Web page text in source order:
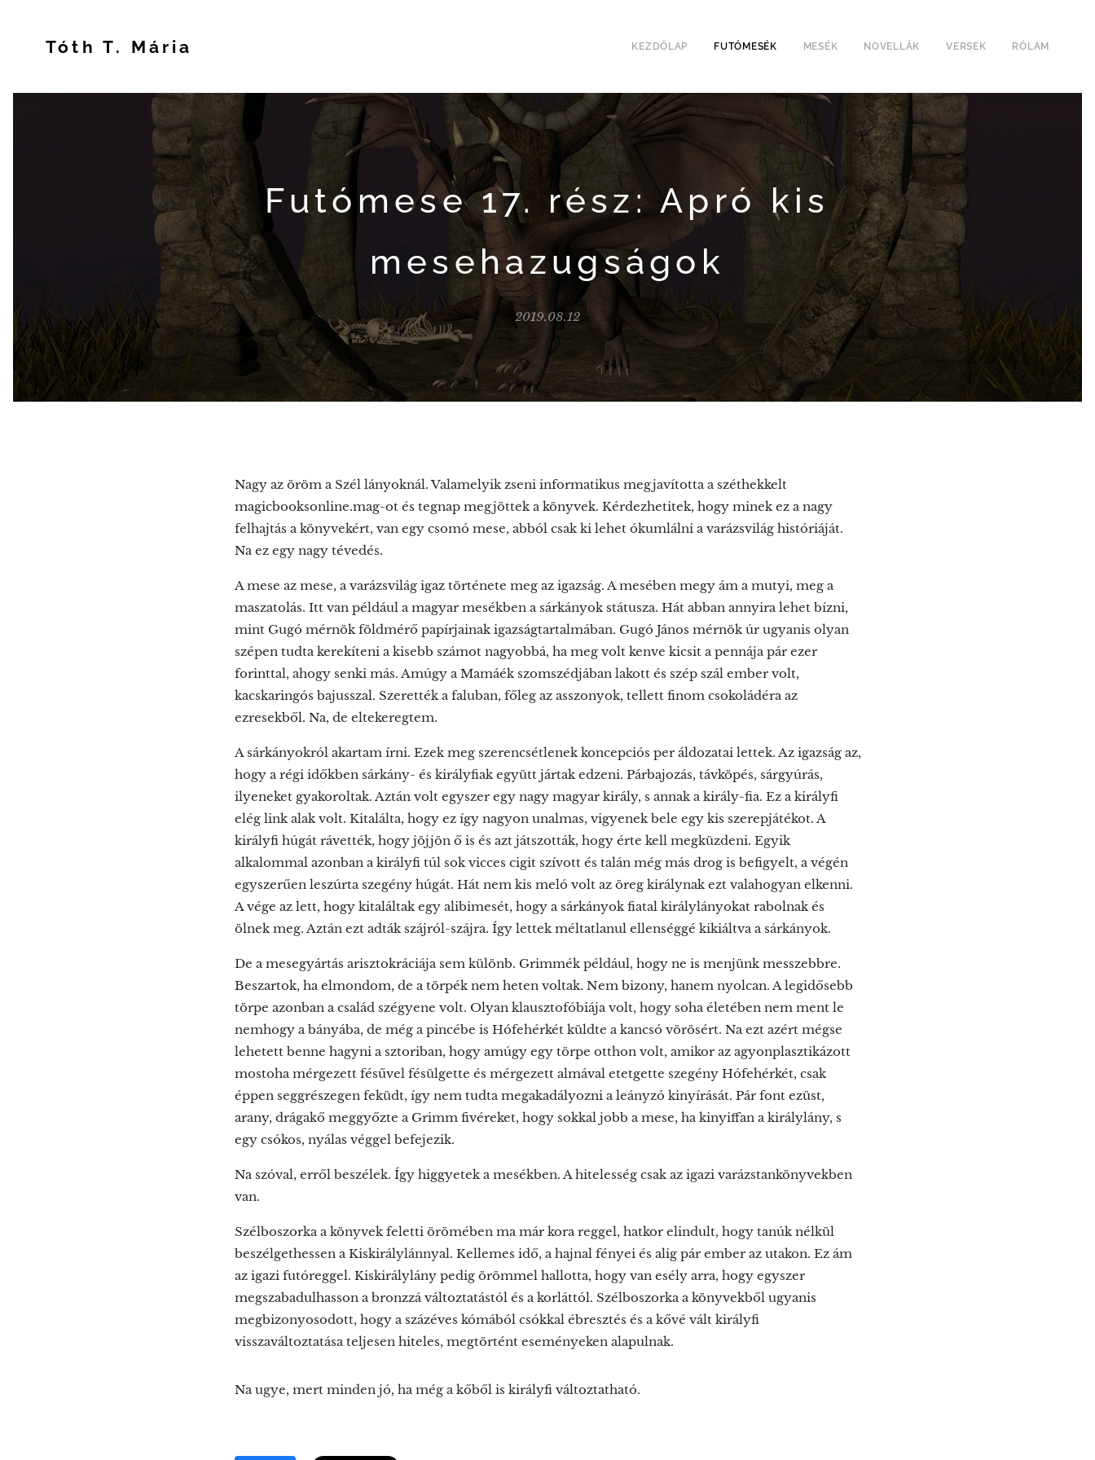
Tóth T. Mária KEZDŐLAP FUTÓMESÉK MESÉK NOVELLÁK VERSEK RÓLAM
Futómese 17. rész: Apró kis
mesehazugságok
2019.08.12
Nagy az öröm a Szél lányoknál. Valamelyik zseni informatikus megjavította a széthekkelt
magicbooksonline.mag-ot és tegnap megjöttek a könyvek. Kérdezhetitek, hogy minek ez a nagy
felhajtás a könyvekért, van egy csomó mese, abból csak ki lehet ókumlálni a varázsvilág históriáját.
Na ez egy nagy tévedés.
A mese az mese, a varázsvilág igaz története meg az igazság. A mesében megy ám a mutyi, meg a
maszatolás. Itt van például a magyar mesékben a sárkányok státusza. Hát abban annyira lehet bízni,
mint Gugó mérnök földmérő papírjainak igazságtartalmában. Gugó János mérnök úr ugyanis olyan
szépen tudta kerekíteni a kisebb számot nagyobbá, ha meg volt kenve kicsit a pennája pár ezer
forinttal, ahogy senki más. Amúgy a Mamáék szomszédjában lakott és szép szál ember volt,
kacskaringós bajusszal. Szerették a faluban, főleg az asszonyok, tellett finom csokoládéra az
ezresekből. Na, de eltekeregtem.
A sárkányokról akartam írni. Ezek meg szerencsétlenek koncepciós per áldozatai lettek. Az igazság az,
hogy a régi időkben sárkány- és királyfiak együtt jártak edzeni. Párbajozás, távköpés, sárgyúrás,
ilyeneket gyakoroltak. Aztán volt egyszer egy nagy magyar király, s annak a király-fia. Ez a királyfi
elég link alak volt. Kitalálta, hogy ez így nagyon unalmas, vigyenek bele egy kis szerepjátékot. A
királyfi húgát rávették, hogy jöjjön ő is és azt játszották, hogy érte kell megküzdeni. Egyik
alkalommal azonban a királyfi túl sok vicces cigit szívott és talán még más drog is befigyelt, a végén
egyszerűen leszúrta szegény húgát. Hát nem kis meló volt az öreg királynak ezt valahogyan elkenni.
A vége az lett, hogy kitaláltak egy alibimesét, hogy a sárkányok fiatal királylányokat rabolnak és
ölnek meg. Aztán ezt adták szájról-szájra. Így lettek méltatlanul ellenséggé kikiáltva a sárkányok.
De a mesegyártás arisztokráciája sem különb. Grimmék például, hogy ne is menjünk messzebbre.
Beszartok, ha elmondom, de a törpék nem heten voltak. Nem bizony, hanem nyolcan. A legidősebb
törpe azonban a család szégyene volt. Olyan klausztofóbiája volt, hogy soha életében nem ment le
nemhogy a bányába, de még a pincébe is Hófehérkét küldte a kancsó vörösért. Na ezt azért mégse
lehetett benne hagyni a sztoriban, hogy amúgy egy törpe otthon volt, amikor az agyonplasztikázott
mostoha mérgezett fésűvel fésülgette és mérgezett almával etetgette szegény Hófehérkét, csak
éppen seggrészegen feküdt, így nem tudta megakadályozni a leányzó kinyírását. Pár font ezüst,
arany, drágakő meggyőzte a Grimm fivéreket, hogy sokkal jobb a mese, ha kinyiffan a királylány, s
egy csókos, nyálas véggel befejezik.
Na szóval, erről beszélek. Így higgyetek a mesékben. A hitelesség csak az igazi varázstankönyvekben
van.
Szélboszorka a könyvek feletti örömében ma már kora reggel, hatkor elindult, hogy tanúk nélkül
beszélgethessen a Kiskirálylánnyal. Kellemes idő, a hajnal fényei és alig pár ember az utakon. Ez ám
az igazi futóreggel. Kiskirálylány pedig örömmel hallotta, hogy van esély arra, hogy egyszer
megszabadulhasson a bronzzá változtatástól és a korláttól. Szélboszorka a könyvekből ugyanis
megbizonyosodott, hogy a százéves kómából csókkal ébresztés és a kővé vált királyfi
visszaváltoztatása teljesen hiteles, megtörtént eseményeken alapulnak.
Na ugye, mert minden jó, ha még a kőből is királyfi változtatható.